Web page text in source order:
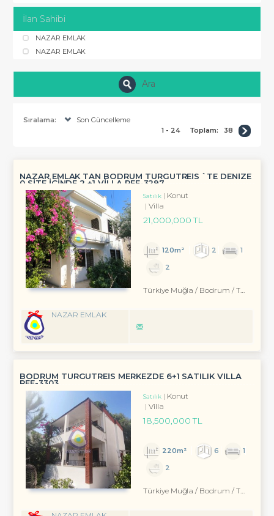
İlan Sahibi
NAZAR EMLAK
NAZAR EMLAK
Ara
Sıralama:
Son Güncelleme
1 - 24
Toplam: 38
NAZAR EMLAK TAN BODRUM TURGUTREİS `TE DENİZE
0 SİTE İÇİNDE 2 +1 VİLLA REF-3297
Satılık
Konut
Villa
21,000,000 TL
120m² 2
1
2
Türkiye Muğla / Bodrum / Turgutreis
NAZAR EMLAK
BODRUM TURGUTREİS MERKEZDE 6+1 SATILIK VİLLA
REF-3303
Satılık
Konut
Villa
18,500,000 TL
220m² 6
1
2
Türkiye Muğla / Bodrum / Turgutreis